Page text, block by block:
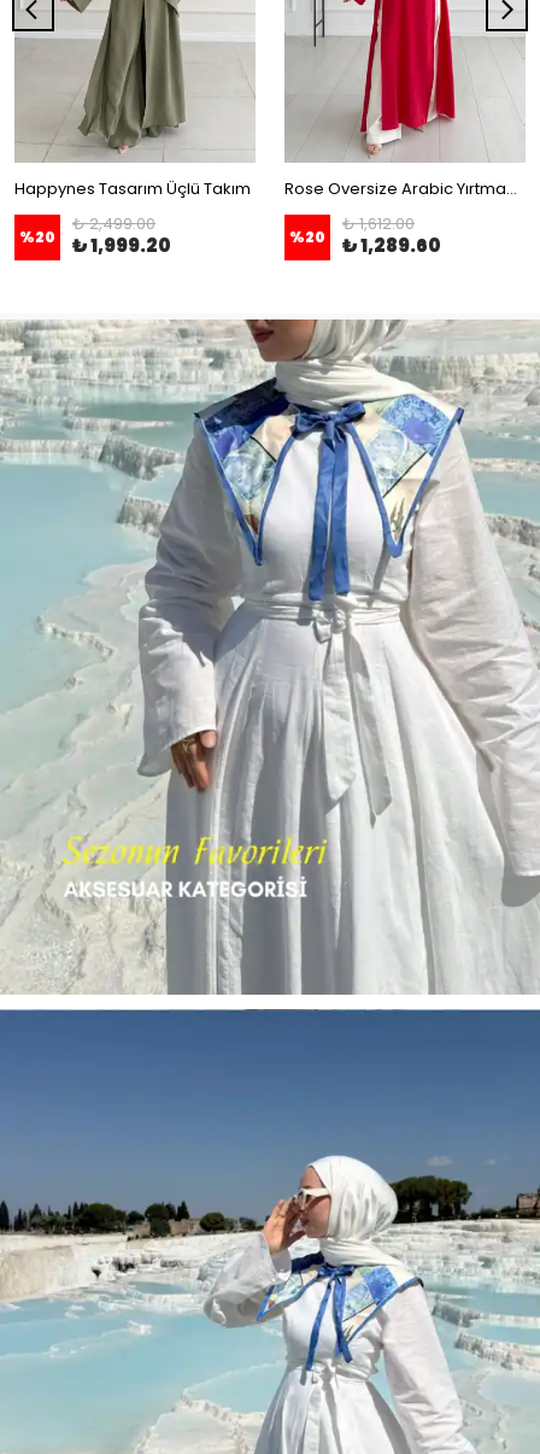
Happynes Tasarım Üçlü Takım
%20
₺ 2,499.00
₺ 1,999.20
Rose Oversize Arabic Yırtmaçlı Tunik
%20
₺ 1,612.00
₺ 1,289.60